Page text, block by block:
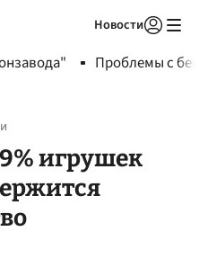
Новости
Проблемы с
игрушек